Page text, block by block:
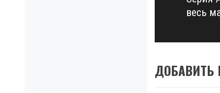
post:
весь
ДОБАВИТЬ